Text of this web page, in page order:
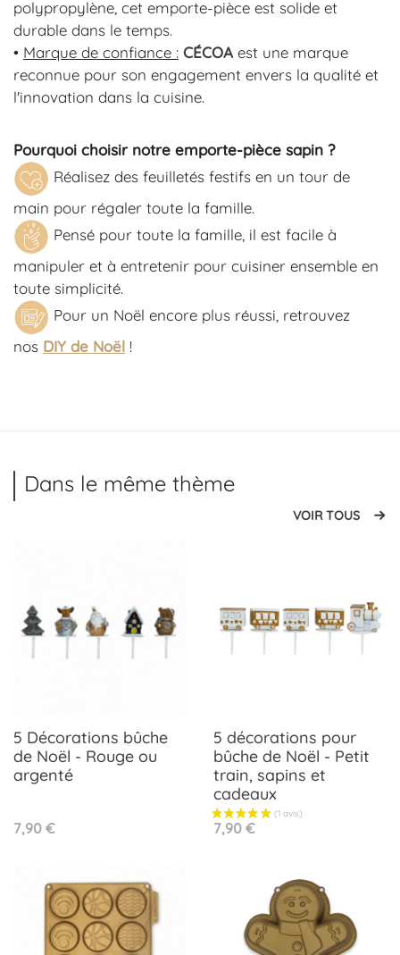
polypropylène, cet emporte-pièce est solide et
durable dans le temps.
• Marque de confiance : CÉCOA est une marque
reconnue pour son engagement envers la qualité et
l'innovation dans la cuisine.
Pourquoi choisir notre emporte-pièce sapin ?
Réalisez des feuilletés festifs en un tour de
main pour régaler toute la famille.
Pensé pour toute la famille, il est facile à
manipuler et à entretenir pour cuisiner ensemble en
toute simplicité.
Pour un Noël encore plus réussi, retrouvez
nos DIY de Noël !
Dans le même thème
VOIR TOUS
5 Décorations bûche
de Noël - Rouge ou
argenté
Prix
7,90 €
5 décorations pour
bûche de Noël - Petit
train, sapins et
cadeaux
Prix
7,90 €